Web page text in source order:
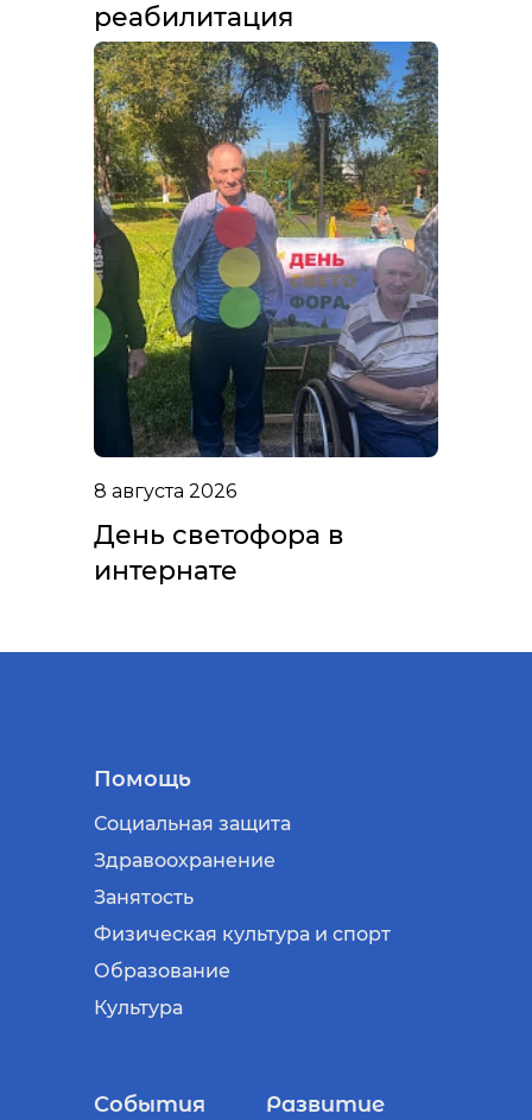
реабилитация
8 августа 2026
День светофора в
интернате
Помощь
Социальная защита
Здравоохранение
Занятость
Физическая культура и спорт
Образование
Культура
События Развитие